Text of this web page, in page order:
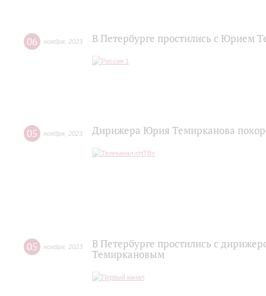
06 ноября 2023 В Петербурге простились с Юрием
05 ноября 2023 Дирижера Юрия Темирканова
05 ноября 2023
В Петербурге простились с
Темиркановым